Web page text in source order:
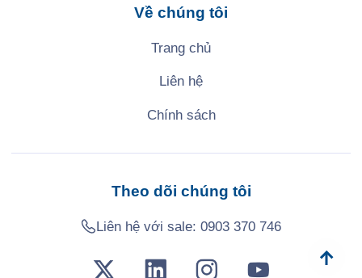
Về chúng tôi
Trang chủ
Liên hệ
Chính sách
Theo dõi chúng tôi
Liên hệ với sale:0903 370 746